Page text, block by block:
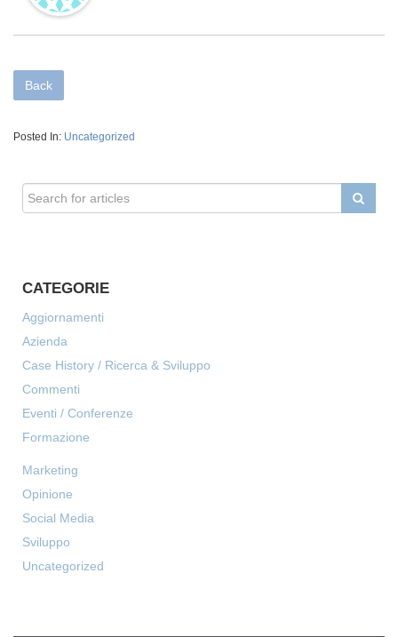
Back
Posted In: Uncategorized
CATEGORIE
Aggiornamenti
Azienda
Case History / Ricerca & Sviluppo
Commenti
Eventi / Conferenze
Formazione
Marketing
Opinione
Social Media
Sviluppo
Uncategorized